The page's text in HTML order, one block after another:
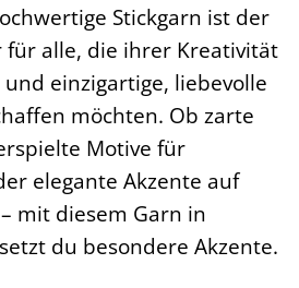
Stickgarn ist der
für alle, die ihrer Kreativität
einzigartige, liebevolle
möchten. Ob zarte
Motive für
elegante Akzente auf
mit diesem Garn in
du besondere Akzente.